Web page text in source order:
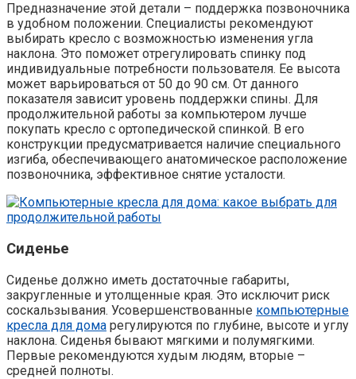
Предназначение этой детали – поддержка позвоночника
в удобном положении. Специалисты рекомендуют
выбирать кресло с возможностью изменения угла
наклона. Это поможет отрегулировать спинку под
индивидуальные потребности пользователя. Ее высота
может варьироваться от 50 до 90 см. От данного
показателя зависит уровень поддержки спины. Для
продолжительной работы за компьютером лучше
покупать кресло с ортопедической спинкой. В его
конструкции предусматривается наличие специального
изгиба, обеспечивающего анатомическое расположение
позвоночника, эффективное снятие усталости.
Сиденье
Сиденье должно иметь достаточные габариты,
закругленные и утолщенные края. Это исключит риск
соскальзывания. Усовершенствованные компьютерные
кресла для дома регулируются по глубине, высоте и углу
наклона. Сиденья бывают мягкими и полумягкими.
Первые рекомендуются худым людям, вторые –
средней полноты.